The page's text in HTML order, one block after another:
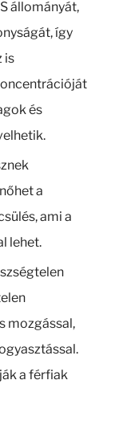
állományát,
így
is
és
a
ami a
lehet.
mozgással,
a férfiak